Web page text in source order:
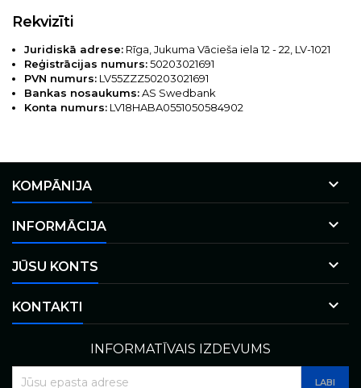
Rekvizīti
Juridiskā adrese: Rīga, Jukuma Vācieša iela 12 - 22, LV-1021
Reģistrācijas numurs:50203021691
PVN numurs: LV55ZZZ50203021691
Bankas nosaukums:AS Swedbank
Konta numurs: LV18HABA0551050584902
KOMPĀNIJA 
INFORMĀCIJA 
JŪSU KONTS 
KONTAKTI 
INFORMATĪVAIS IZDEVUMS